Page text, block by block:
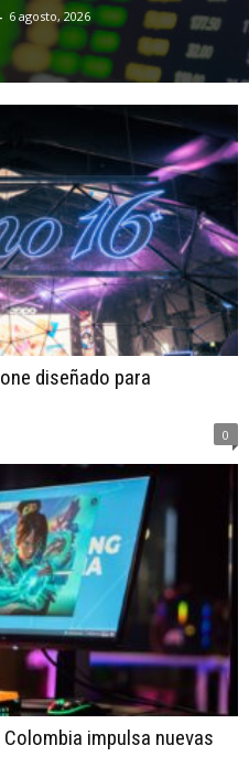
- 6 agosto, 2026
diseñado para
0
impulsa nuevas